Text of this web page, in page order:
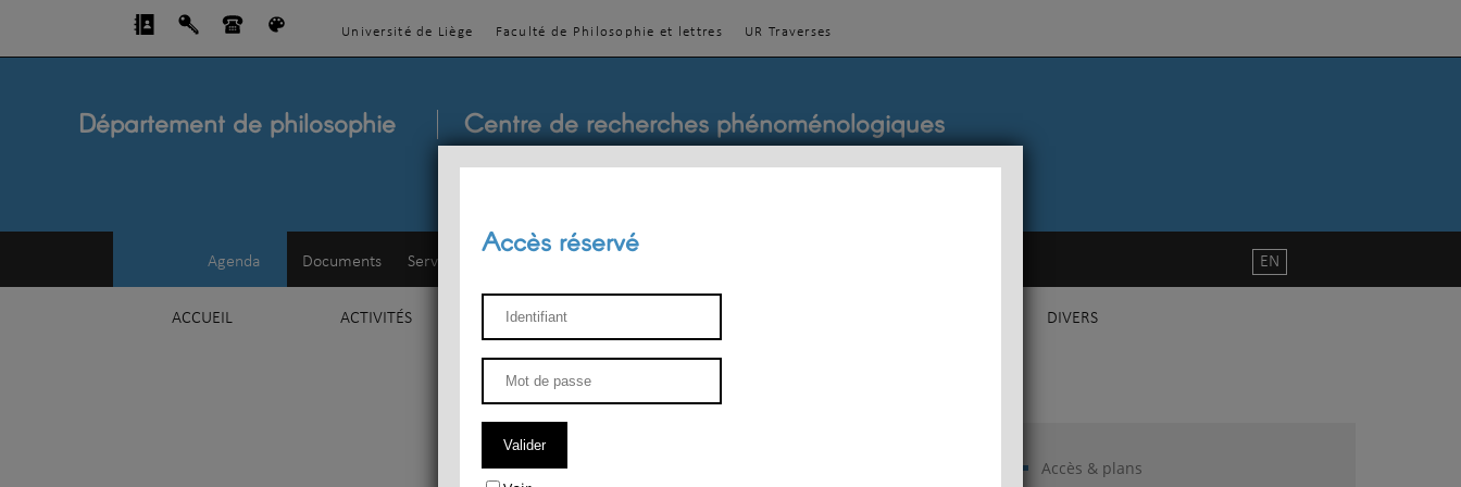
Université de Liège Faculté de Philosophie et lettres UR Traverses
Département de philosophie Centre de recherches phénoménologiques
Agenda Documents Service d'esthétique
ACCUEIL ACTIVITÉS ENSEIGNEMENT DIVERS
EN
Accès & plans
Accès réservé